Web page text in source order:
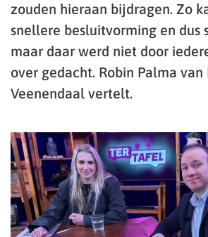
zouden hieraan bijdragen. Zo
snellere besluitvorming en dus
maar daar werd niet door
over gedacht. Robin Palma van
Veenendaal vertelt.